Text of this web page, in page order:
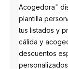
Acogedora"
plantilla
tus listados y
cálida y
descuentos